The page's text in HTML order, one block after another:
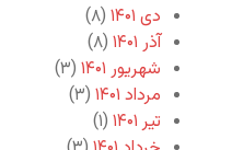
دی ۱۴۰۱
(۸)
آذر ۱۴۰۱
(۸)
شهریور ۱۴۰۱
(۳)
مرداد ۱۴۰۱
(۳)
تیر ۱۴۰۱
(۱)